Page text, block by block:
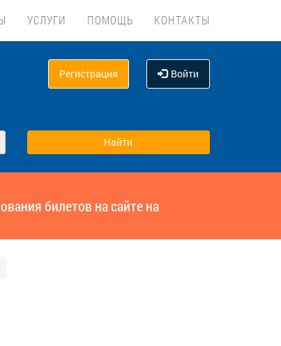
УСЛУГИ ПОМОЩЬ КОНТАКТЫ
Регистрация Войти
билетов на сайте на